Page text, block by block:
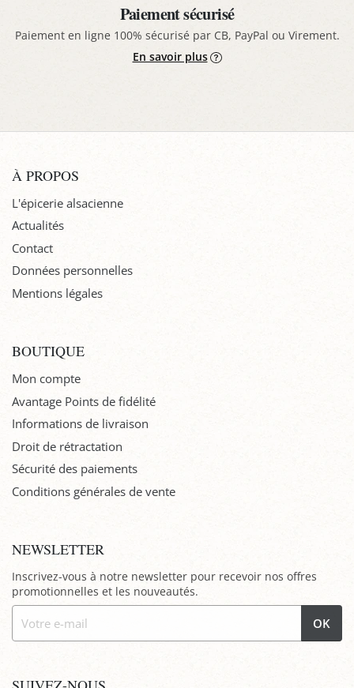
Paiement sécurisé
Paiement en ligne 100% sécurisé par CB, PayPal ou Virement.
En savoir plus
À PROPOS
L'épicerie alsacienne
Actualités
Contact
Données personnelles
Mentions légales
BOUTIQUE
Mon compte
Avantage Points de fidélité
Informations de livraison
Droit de rétractation
Sécurité des paiements
Conditions générales de vente
NEWSLETTER
Inscrivez-vous à notre newsletter pour recevoir nos offres
promotionnelles et les nouveautés.
OK